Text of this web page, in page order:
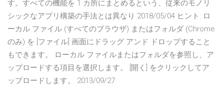
す。すべての機能を 1 カ所にまとめるという、従来のモノリ
シックなアプリ構築の手法とは異なり 2018/05/04 ヒント: ロ
ーカル ファイル (すべてのブラウザ) またはフォルダ (Chrome
のみ) を [ファイル] 画面にドラッグ アンド ドロップすること
もできます。 ローカル ファイルまたはフォルダを参照し、ア
ップロードする項目を選択します。 [開く] をクリックしてア
ップロードします。 2013/09/27